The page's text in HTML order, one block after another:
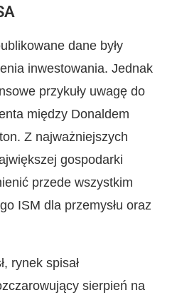
dane były
inwestowania. Jednak
przykuły uwagę do
między Donaldem
Z najważniejszych
gospodarki
przede wszystkim
ISM dla przemysłu oraz
rynek spisał
sierpień na